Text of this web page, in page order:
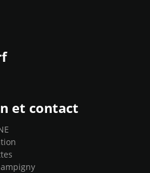
et contact